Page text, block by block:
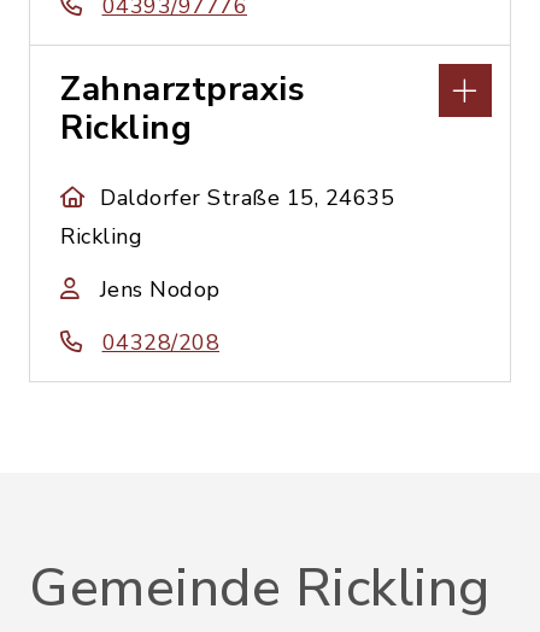
04393/97776
Zahnarztpraxis
Rickling
Daldorfer Straße 15, 24635
Rickling
Jens Nodop
04328/208
Gemeinde Rickling